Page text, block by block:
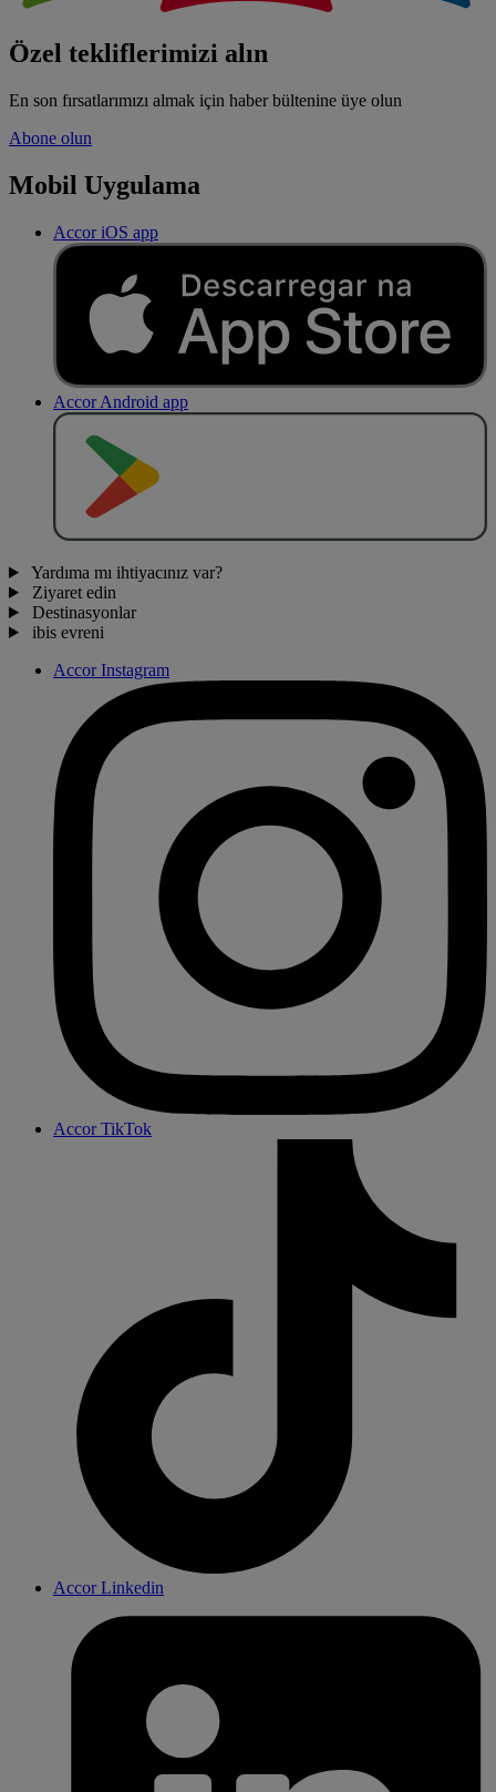
Özel tekliflerimizi alın
En son fırsatlarımızı almak için haber bültenine üye olun
Abone olun
Mobil Uygulama
Accor iOS app
Accor Android app
Yardıma mı ihtiyacınız var?
Ziyaret edin
Destinasyonlar
ibis evreni
Accor Instagram
Accor TikTok
Accor Linkedin